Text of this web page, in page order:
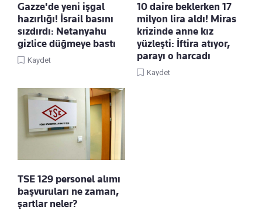
Gazze'de yeni işgal
hazırlığı! İsrail basını
sızdırdı: Netanyahu
gizlice düğmeye bastı
Kaydet
10 daire beklerken 17
milyon lira aldı! Miras
krizinde anne kız
yüzleşti: İftira atıyor,
parayı o harcadı
Kaydet
TSE 129 personel alımı
başvuruları ne zaman,
şartlar neler?